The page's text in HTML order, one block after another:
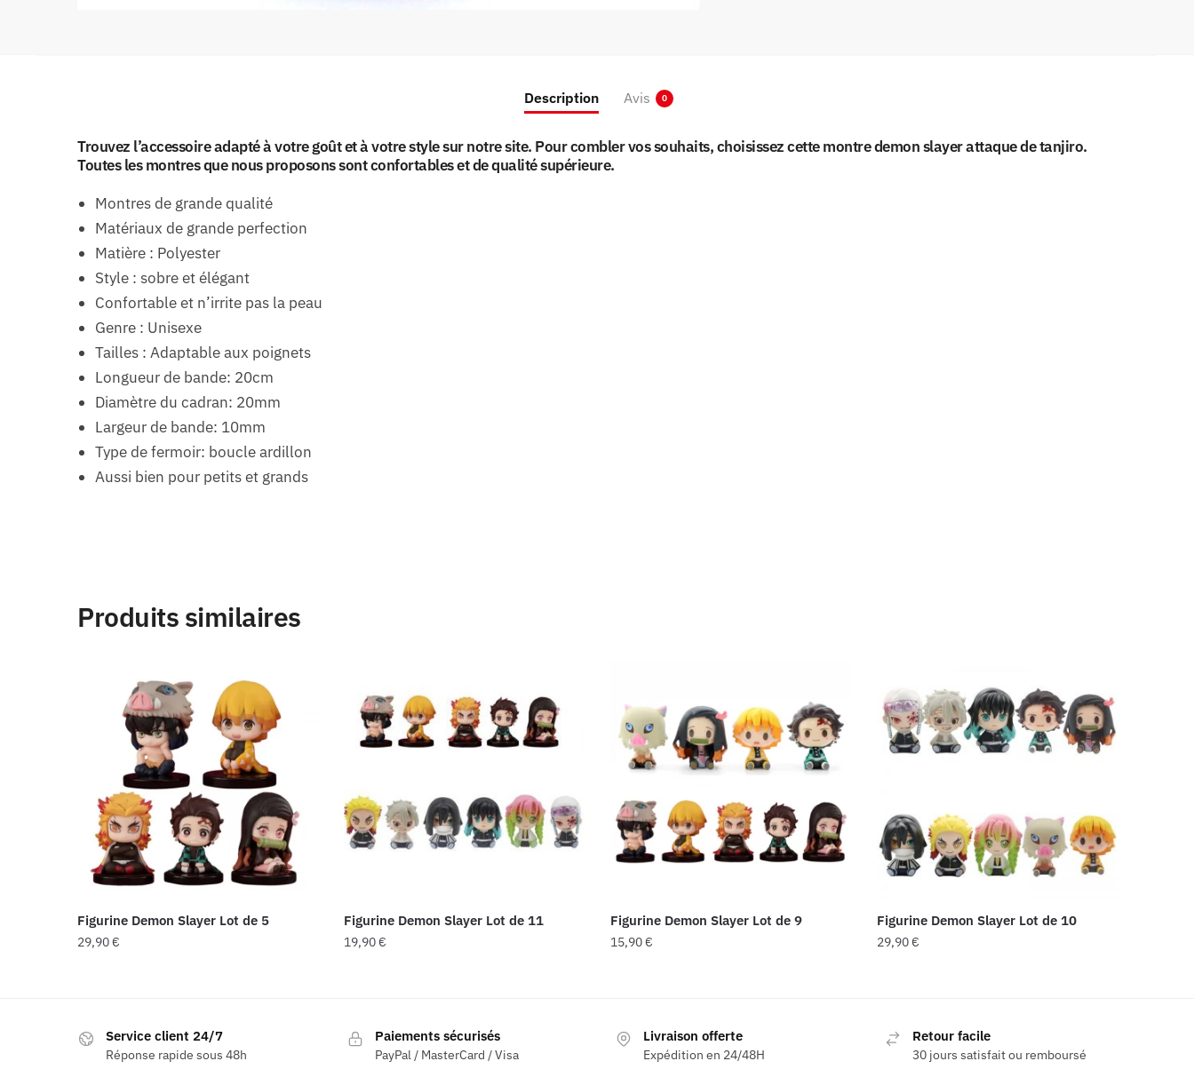
Description Avis 0
Trouvez l’accessoire adapté à votre goût et à votre style sur notre site. Pour combler vos souhaits, choisissez cette montre demon slayer attaque de tanjiro.
Toutes les montres que nous proposons sont confortables et de qualité supérieure.
Montres de grande qualité
Matériaux de grande perfection
Matière : Polyester
Style : sobre et élégant
Confortable et n’irrite pas la peau
Genre : Unisexe
Tailles : Adaptable aux poignets
Longueur de bande: 20cm
Diamètre du cadran: 20mm
Largeur de bande: 10mm
Type de fermoir: boucle ardillon
Aussi bien pour petits et grands
Produits similaires
Figurine Demon Slayer Lot de 5
29,90€
Figurine Demon Slayer Lot de 11
19,90€
Figurine Demon Slayer Lot de 9
15,90€
Figurine Demon Slayer Lot de 10
29,90€
Service client 24/7
Réponse rapide sous 48h
Paiements sécurisés
PayPal / MasterCard / Visa
Livraison offerte
Expédition en 24/48H
Retour facile
30 jours satisfait ou remboursé